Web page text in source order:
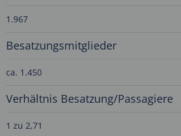
1.967
Besatzungsmitglieder
ca. 1.450
Verhältnis Besatzung/Passagiere
1 zu 2,71